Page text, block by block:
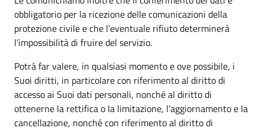
obbligatorio per la ricezione delle comunicazioni della
protezione civile e che l’eventuale rifiuto determinerà
l’impossibilità di fruire del servizio.
Potrà far valere, in qualsiasi momento e ove possibile, i
Suoi diritti, in particolare con riferimento al diritto di
accesso ai Suoi dati personali, nonché al diritto di
ottenerne la rettifica o la limitazione, l’aggiornamento e la
cancellazione, nonché con riferimento al diritto di